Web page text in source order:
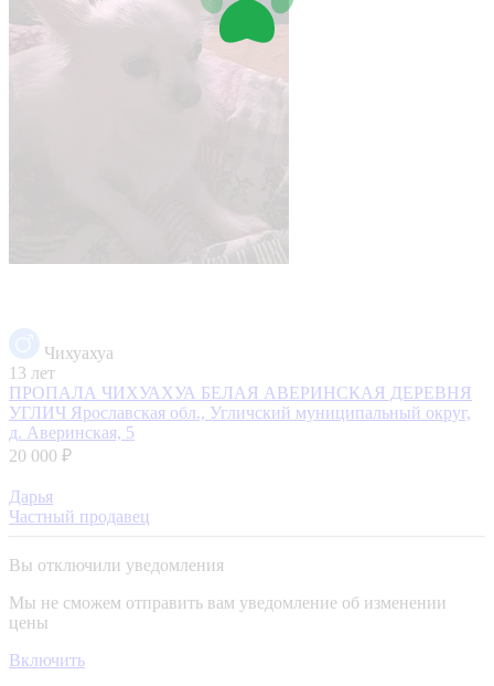
Чихуахуа
13 лет
ПРОПАЛА ЧИХУАХУА БЕЛАЯ АВЕРИНСКАЯ ДЕРЕВНЯ
УГЛИЧ Ярославская обл., Угличский муниципальный округ,
д. Аверинская, 5
20 000 ₽
Дарья
Частный продавец
Вы отключили уведомления
Мы не сможем отправить вам уведомление об изменении
цены
Включить